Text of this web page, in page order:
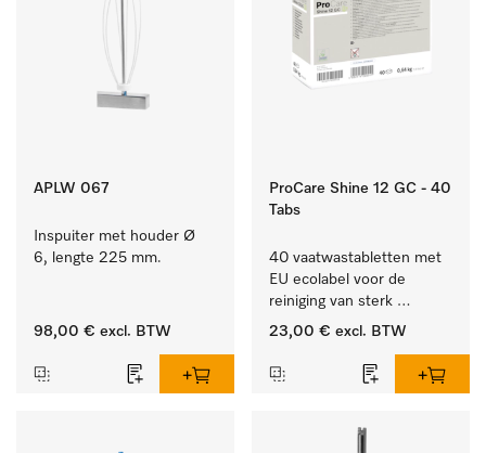
APLW 067
Inspuiter met houder Ø
6, lengte 225 mm.
98,00 € excl. BTW
ProCare Shine 12 GC - 40
Tabs
40 vaatwastabletten met
EU ecolabel voor de
reiniging van sterk
vervuild serviesgoed,
23,00 € excl. BTW